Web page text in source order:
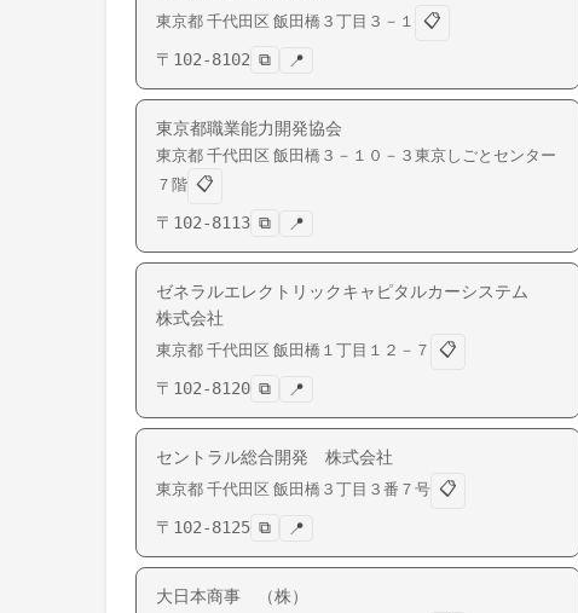
東京都 千代田区 飯田橋 ３丁目３－１
📋
〒 102-8102 ⧉ 📍
東京都職業能力開発協会
東京都 千代田区 飯田橋 ３－１０－３東京しごとセンター
７階 📋
〒 102-8113 ⧉ 📍
ゼネラルエレクトリックキャピタルカーシステム
株式会社
東京都 千代田区 飯田橋 １丁目１２－７
📋
〒 102-8120 ⧉ 📍
セントラル総合開発 株式会社
東京都 千代田区 飯田橋 ３丁目３番７号 📋
〒 102-8125 ⧉ 📍
大日本商事 （株）